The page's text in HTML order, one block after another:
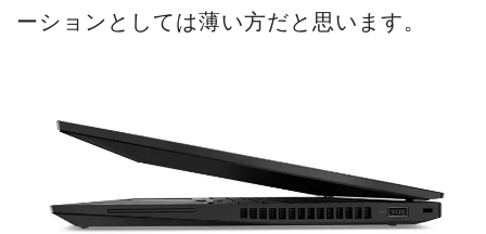
ーションとしては薄い方だと思います。